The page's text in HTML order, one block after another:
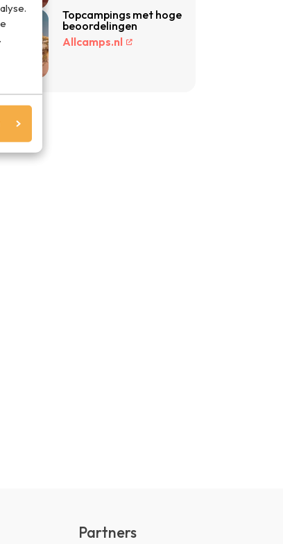
Topcampings met hoge
beoordelingen
Allcamps.nl
Partners